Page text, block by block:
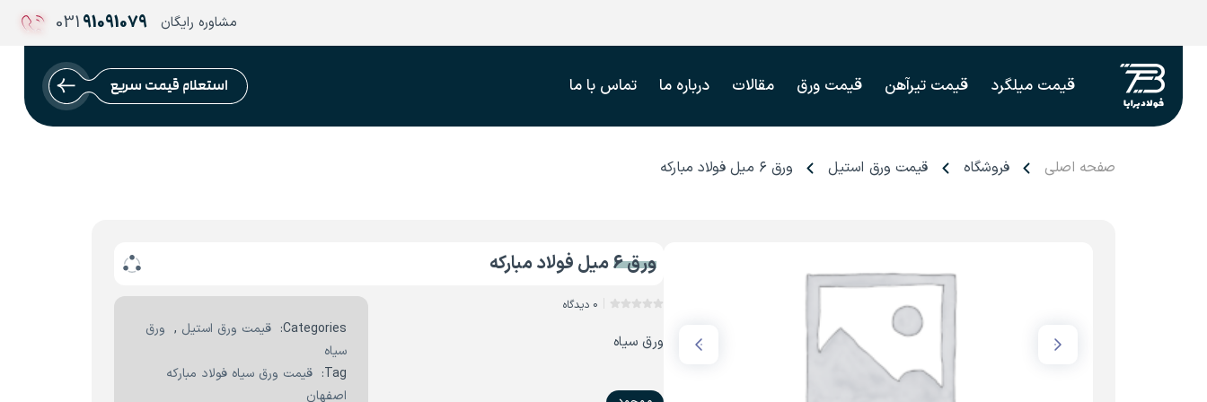
مشاوره رایگان 91091079
031
قیمت میلگرد قیمت تیرآهن قیمت ورق مقالات درباره ما تماس با ما استعلام قیمت سریع
صفحه اصلی فروشگاه قیمت ورق استیل ورق ۶ میل فولاد مبارکه
ورق 6 میل فولاد مبارکه
0 دیدگاه
ورق سیاه
Categories: قیمت ورق استیل , ورق
سیاه
Tag:
قیمت ورق سیاه فولاد مبارکه
اصفهان